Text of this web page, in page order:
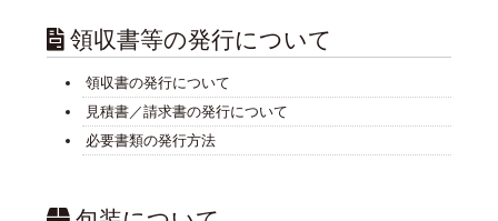
領収書等の発行について
領収書の発行について
見積書／請求書の発行について
必要書類の発行方法